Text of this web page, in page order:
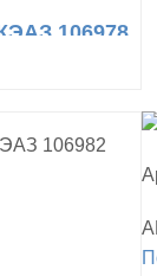
106978